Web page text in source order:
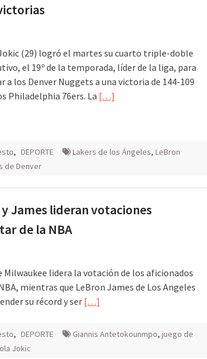
(29) logró el martes su cuarto triple-doble
el 19º de la temporada, líder de la liga, para
a los Denver Nuggets a una victoria de 144-109
Philadelphia 76ers. La […]
, DEPORTE Lakers de los Ángeles, LeBron
de Denver
James lideran votaciones
de la NBA
lidera la votación de los aficionados
mientras que LeBron James de Los Angeles
su récord y ser […]
, DEPORTE Giannis Antetokounmpo, juego de
Jokic